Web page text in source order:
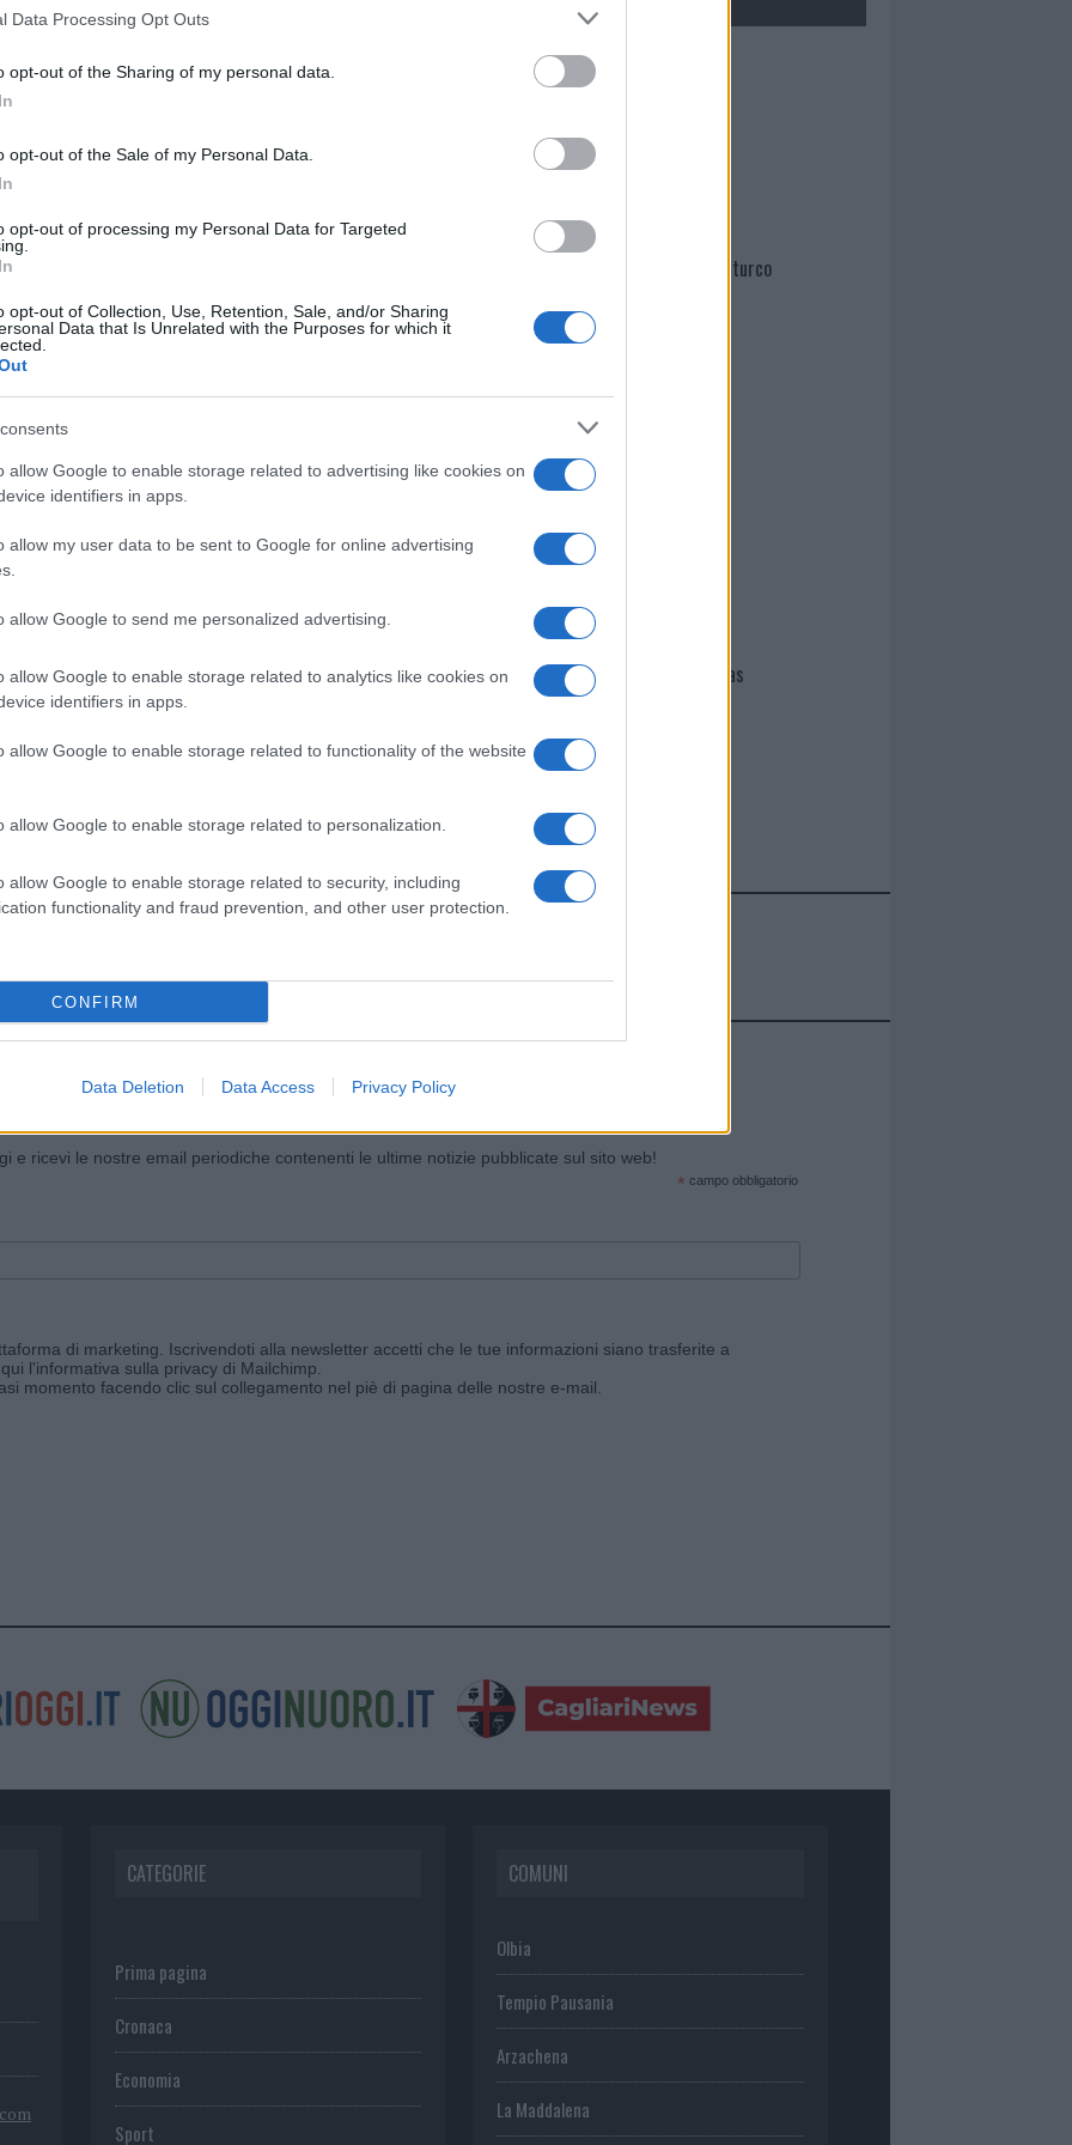
Data Processing Opt Outs
opt-out of the Sharing of my personal data.
opt-out of the Sale of my Personal Data.
opt-out of processing my Personal Data for Targeted
opt-out of Collection, Use, Retention, Sale, and/or Sharing
Data that Is Unrelated with the Purposes for which it
allow Google to enable storage related to advertising like cookies on
identifiers in apps.
allow my user data to be sent to Google for online advertising
allow Google to send me personalized advertising.
allow Google to enable storage related to analytics like cookies on
identifiers in apps.
allow Google to enable storage related to functionality of the website
allow Google to enable storage related to personalization.
allow Google to enable storage related to security, including
functionality and fraud prevention, and other user protection.
CONFIRM
Data Deletion Data Access Privacy Policy
nella sezioneLogindal menù del sito o
i tuoi video e le tue foto
+39 345 356 7512
di GalluraOggi.it
news da
Mario Malu
Paolo Pinna
Martina Agostina Diturco
I nostri cari
I nostri cari
Giovannimaria Cabras
e ricevi le nostre email periodiche contenenti le ultime notizie pubblicate sul sito web!
* campo obbligatorio
di marketing. Iscrivendoti alla newsletter accetti che le tue informazioni siano trasferite a
l'informativa sulla privacy di Mailchimp
momento facendo clic sul collegamento nel piè di pagina delle nostre e-mail.
CATEGORIE
Prima pagina
Cronaca
Economia
Sport
COMUNI
Olbia
Tempio Pausania
Arzachena
La Maddalena